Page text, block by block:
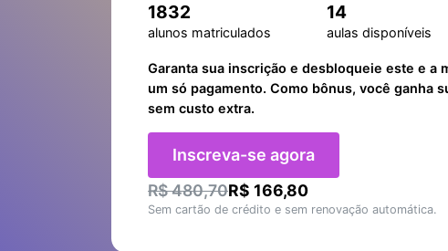
1832
alunos matriculados
14
aulas disponíveis
Garanta sua inscrição e desbloqueie este e a
um só pagamento. Como bônus, você ganha
sem custo extra.
Inscreva-se agora
R$ 480,70R$ 166,80
Sem cartão de crédito e sem renovação automática.